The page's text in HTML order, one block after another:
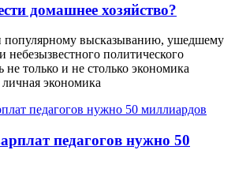
домашнее хозяйство?
популярному высказыванию, ушедшему
небезызвестного политического
не только и не столько экономика
личная экономика
педагогов нужно 50